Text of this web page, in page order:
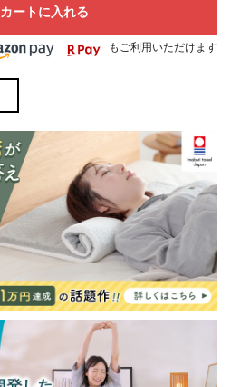
カートに入れる
もご利用いただけます